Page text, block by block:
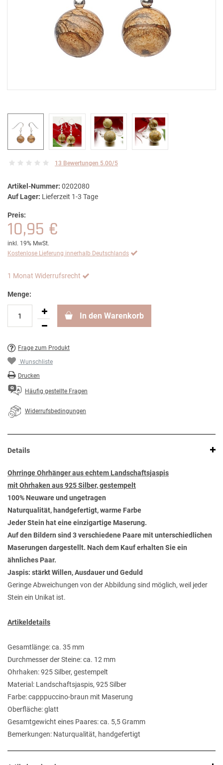
13 Bewertungen 5.00/5
Artikel-Nummer: 0202080
Auf Lager: Lieferzeit 1-3 Tage
Preis:
10,95 €
inkl. 19% MwSt.
Kostenlose Lieferung innerhalb Deutschlands
1 Monat Widerrufsrecht
Menge:
In den Warenkorb
Frage zum Produkt
Wunschliste
Drucken
Häufig gestellte Fragen
Widerrufsbedingungen
Details
Ohrringe Ohrhänger aus echtem Landschaftsjaspis
mit Ohrhaken aus 925 Silber, gestempelt
100% Neuware und ungetragen
Naturqualität, handgefertigt, warme Farbe
Jeder Stein hat eine einzigartige Maserung.
Auf den Bildern sind 3 verschiedene Paare mit unterschiedlichen
Maserungen dargestellt. Nach dem Kauf erhalten Sie ein
ähnliches Paar.
Jaspis: stärkt Willen, Ausdauer und Geduld
Geringe Abweichungen von der Abbildung sind möglich, weil jeder
Stein ein Unikat ist.
Artikeldetails
Gesamtlänge: ca. 35 mm
Durchmesser der Steine: ca. 12 mm
Ohrhaken: 925 Silber, gestempelt
Material: Landschaftsjaspis, 925 Silber
Farbe: capppuccino-braun mit Maserung
Oberfläche: glatt
Gesamtgewicht eines Paares: ca. 5,5 Gramm
Bemerkungen: Naturqualität, handgefertigt